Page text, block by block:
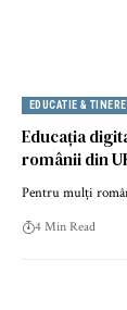
EDUCATIE &
Educația
românii din
Pentru mulți
4 Min Read